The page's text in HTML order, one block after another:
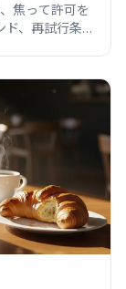
焦って許可を
ド、再試行条